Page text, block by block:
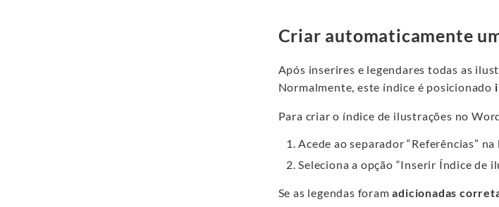
Criar automaticamente
Após inserires e legendares todas as
Normalmente, este índice é posicionado
Para criar o índice de ilustrações no
Acede ao separador “Referências”
Seleciona a opção “Inserir Índice de
Se as legendas foramadicionadas